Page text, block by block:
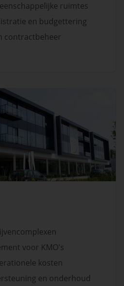
ruimtes
en budgettering
contractbeheer
voor KMO's
kosten
en onderhoud